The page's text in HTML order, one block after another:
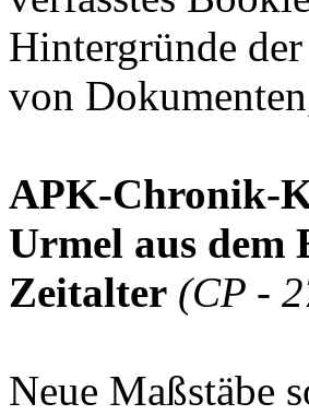
Hintergründe
von
APK-Chronik-
Urmel aus dem
Zeitalter (CP -
Neue Maßstäbe